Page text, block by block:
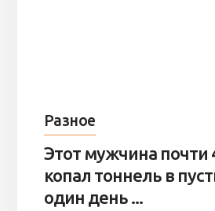
Разное
Этот мужчина почти
копал тоннель в
один день ...